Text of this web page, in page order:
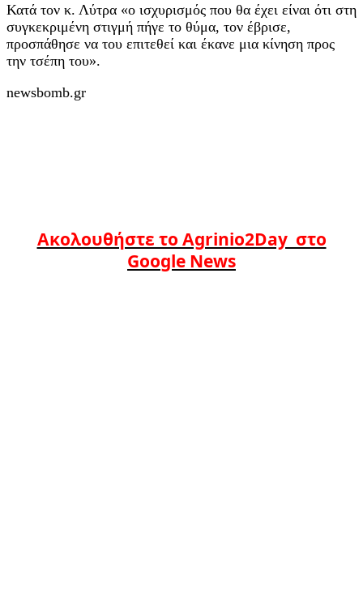
Κατά τον κ. Λύτρα «ο ισχυρισμός που θα έχει είναι ότι στη
συγκεκριμένη στιγμή πήγε το θύμα, τον έβρισε,
προσπάθησε να του επιτεθεί και έκανε μια κίνηση προς
την τσέπη του».
newsbomb.gr
Ακολουθήστε το Agrinio2Day στο
Google News